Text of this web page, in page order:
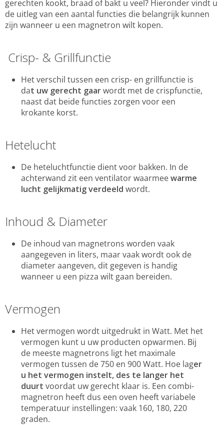
gerechten kookt, braad of bakt u veel? Hieronder vindt u
de uitleg van een aantal functies die belangrijk kunnen
zijn wanneer u een magnetron wilt kopen.
Crisp- & Grillfunctie
Het verschil tussen een crisp- en grillfunctie is
dat uw gerecht gaarwordt met de crispfunctie,
naast dat beide functies zorgen voor een
krokante korst.
Hetelucht
De heteluchtfunctie dient voor bakken. In de
achterwand zit een ventilator waarmeewarme
lucht gelijkmatig verdeeld wordt.
Inhoud & Diameter
De inhoud van magnetrons worden vaak
aangegeven in liters, maar vaak wordt ook de
diameter aangeven, dit gegeven is handig
wanneer u een pizza wilt gaan bereiden.
Vermogen
Het vermogen wordt uitgedrukt in Watt. Met het
vermogen kunt u uw producten opwarmen. Bij
de meeste magnetrons ligt het maximale
vermogen tussen de 750 en 900 Watt. Hoe lager
u het vermogen instelt, des te langer het
duurt voordat uw gerecht klaar is. Een combi-
magnetron heeft dus een oven heeft variabele
temperatuur instellingen: vaak 160, 180, 220
graden.